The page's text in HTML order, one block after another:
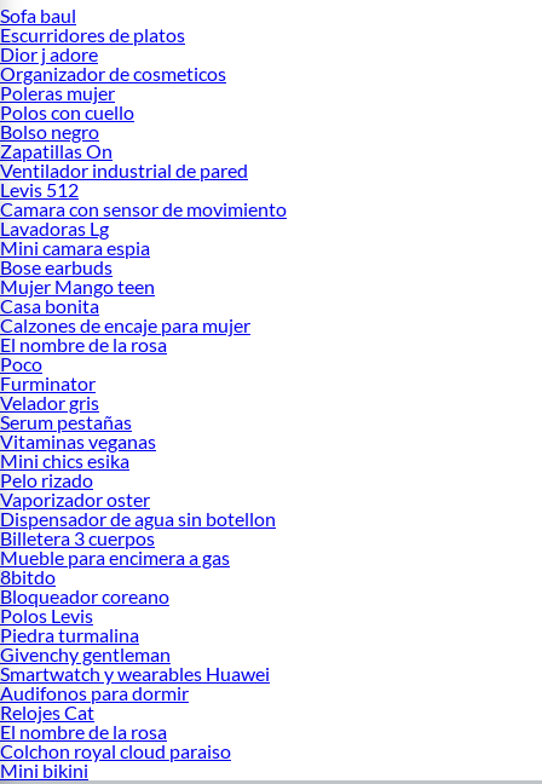
Sofa baul
Escurridores de platos
Dior j adore
Organizador de cosmeticos
Poleras mujer
Polos con cuello
Bolso negro
Zapatillas On
Ventilador industrial de pared
Levis 512
Camara con sensor de movimiento
Lavadoras Lg
Mini camara espia
Bose earbuds
Mujer Mango teen
Casa bonita
Calzones de encaje para mujer
El nombre de la rosa
Poco
Furminator
Velador gris
Serum pestañas
Vitaminas veganas
Mini chics esika
Pelo rizado
Vaporizador oster
Dispensador de agua sin botellon
Billetera 3 cuerpos
Mueble para encimera a gas
8bitdo
Bloqueador coreano
Polos Levis
Piedra turmalina
Givenchy gentleman
Smartwatch y wearables Huawei
Audifonos para dormir
Relojes Cat
El nombre de la rosa
Colchon royal cloud paraiso
Mini bikini